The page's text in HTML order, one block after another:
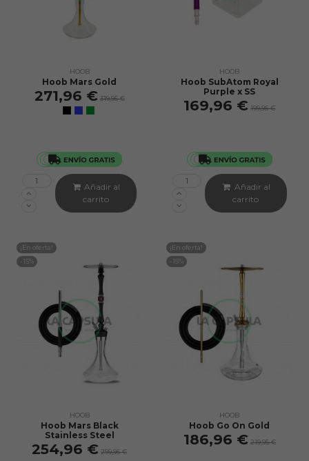
HOOB
Hoob Mars Gold
271,96 € 319,95 €
Añadir al
carrito
HOOB
Hoob SubAtom Royal
Purple x SS
169,96 € 199,95 €
Añadir al
carrito
¡En oferta!
-15%
HOOB
Hoob Mars Black
Stainless Steel
254,96 € 299,95 €
¡En oferta!
-15%
HOOB
Hoob Go On Gold
186,96 € 219,95 €